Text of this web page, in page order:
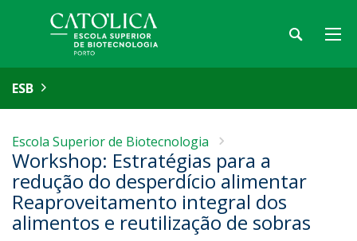
ESB
Escola Superior de Biotecnologia
Workshop: Estratégias para a
redução do desperdício alimentar
Reaproveitamento integral dos
alimentos e reutilização de sobras